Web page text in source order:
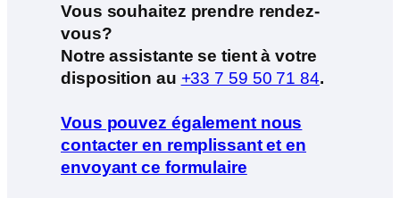
Vous souhaitez prendre rendez-
vous?
Notre assistante se tient à votre
disposition au +33 7 59 50 71 84.
Vous pouvez également nous
contacter en remplissant et en
envoyant ce formulaire